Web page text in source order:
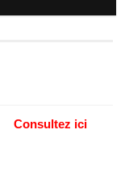
Consultez ici